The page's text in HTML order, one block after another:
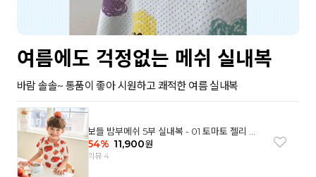
여름에도 걱정없는 메쉬 실내복
바람 솔솔~ 통품이 좋아 시원하고 쾌적한 여름 실내복
보들 밤부메쉬 5부 실내복 - 01 토마토 젤리 베
어
54% 11,900원
리뷰 4